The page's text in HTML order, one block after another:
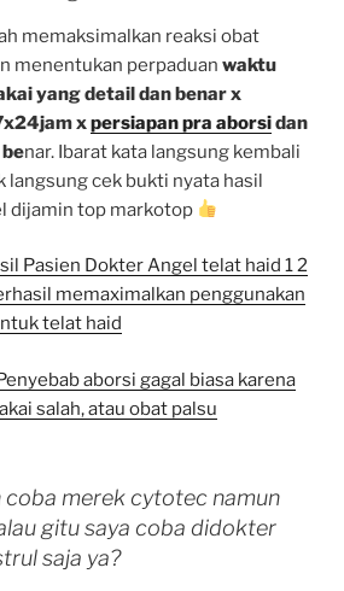
memaksimalkan reaksi obat
menentukan perpaduan waktu
yang detail dan benar x
xpersiapan pra aborsidan
nar. Ibarat kata langsung kembali
langsung cek bukti nyata hasil
dijamin top markotop
Pasien Dokter Angel telat haid 1 2
memaximalkan penggunakan
telat haid
aborsi gagal biasa karena
salah, atau obat palsu
coba merek cytotec namun
gitu saya coba didokter
saja ya?